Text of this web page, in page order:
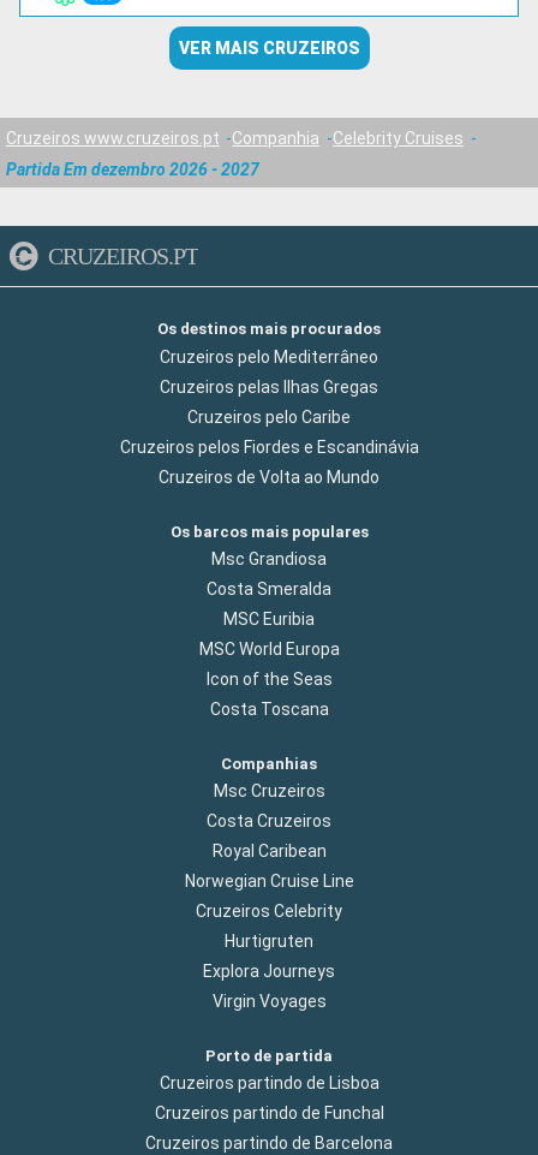
VER MAIS CRUZEIROS
Cruzeiros www.cruzeiros.pt Companhia
Celebrity Cruises
Partida Em dezembro 2026 - 2027
CRUZEIROS.PT
Os destinos mais procurados
Cruzeiros pelo Mediterrâneo
Cruzeiros pelas Ilhas Gregas
Cruzeiros pelo Caribe
Cruzeiros pelos Fiordes e Escandinávia
Cruzeiros de Volta ao Mundo
Os barcos mais populares
Msc Grandiosa
Costa Smeralda
MSC Euribia
MSC World Europa
Icon of the Seas
Costa Toscana
Companhias
Msc Cruzeiros
Costa Cruzeiros
Royal Caribean
Norwegian Cruise Line
Cruzeiros Celebrity
Hurtigruten
Explora Journeys
Virgin Voyages
Porto de partida
Cruzeiros partindo de Lisboa
Cruzeiros partindo de Funchal
Cruzeiros partindo de Barcelona